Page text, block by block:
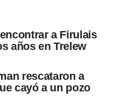
a Firulais
años en Trelew
rescataron a
cayó a un pozo